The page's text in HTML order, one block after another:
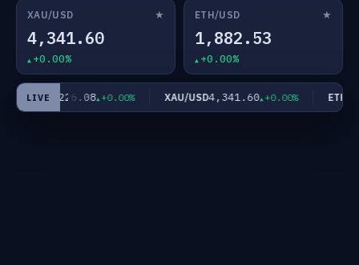
XAU/USD ★
4,341.60
+0.00%
ETH/USD ★
1,882.53
+0.00%
LIVE
USD64,226.08 +0.00% XAU/USD4,341.60 +0.00% ETH/